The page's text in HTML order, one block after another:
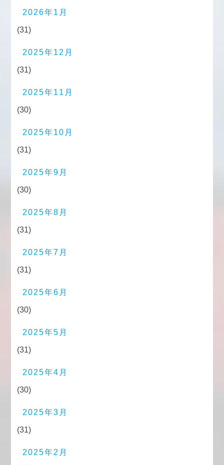
2026年1月
(31)
2025年12月
(31)
2025年11月
(30)
2025年10月
(31)
2025年9月
(30)
2025年8月
(31)
2025年7月
(31)
2025年6月
(30)
2025年5月
(31)
2025年4月
(30)
2025年3月
(31)
2025年2月